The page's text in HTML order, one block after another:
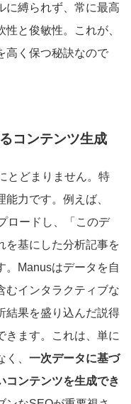
に縛られず、常に最高
と俊敏性。これが、
高く保つ秘訣なので
コンテンツ生成
とどまりません。特
力です。例えば、
ロードし、「このデ
を基にした分析記事を
。Manusはデータを自
むインタラクティブな
結果を盛り込んだ説得
きます。これは、単に
、 一次データに基づ
コンテンツを生成でき